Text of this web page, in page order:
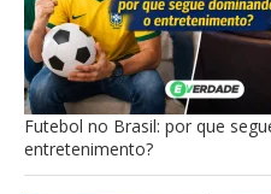
Futebol no Brasil: por que
entretenimento?